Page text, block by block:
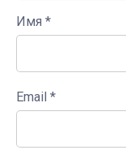
Имя *
Email *